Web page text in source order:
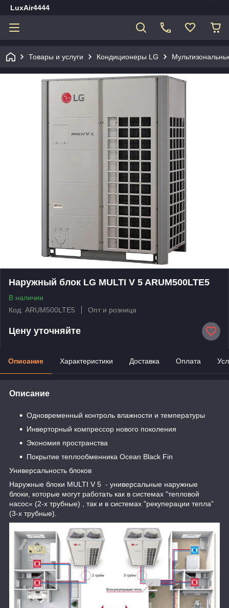
LuxAir4444
Товары и услуги Кондиционеры LG
Наружный блок LG MULTI V 5 ARUM500LTE5
В наличии
Код: ARUM500LTE5
Опт и розница
Цену уточняйте
Описание Характеристики Доставка Оплата
Описание
Одновременный контроль влажности и температуры
Инверторный компрессор нового поколения
Экономия пространства
Покрытие теплообменника Ocean Black Fin
Универсальность блоков
Наружные блоки MULTI V 5 - универсальные наружные
блоки, которые могут работать как в системах "тепловой
насос« (2-х трубные) , так и в системах "рекуперации тепла”
(3-х трубные).